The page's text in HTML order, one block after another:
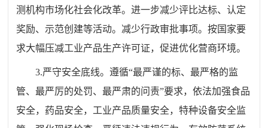
测机构市场化社会化改革。进一步减少评比达标、认定
奖励、示范创建等活动。减少行政审批事项。按国家要
求大幅压减工业产品生产许可证，促进优化营商环境。
3.严守安全底线。遵循“最严谨的标、最严格的监
管、最严厉的处罚、最严肃的问责”要求，依法加强食品
安全，药品安全，工业产品质量安全，特种设备安全监